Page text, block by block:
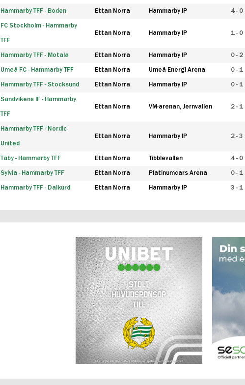
Hammarby TFF - Boden Ettan Norra Hammarby IP 4 - 0
FC Stockholm - Hammarby
TFF
Ettan Norra Hammarby IP 1 - 0
Hammarby TFF - Motala Ettan Norra Hammarby IP 0 - 2
Umeå FC - Hammarby TFF Ettan Norra Umeå Energi Arena 0 - 1
Hammarby TFF - Stocksund Ettan Norra Hammarby IP 0 - 1
Sandvikens IF - Hammarby
TFF
Ettan Norra VM-arenan, Jernvallen 2 - 1
Hammarby TFF - Nordic
United
Ettan Norra Hammarby IP 2 - 3
Täby - Hammarby TFF Ettan Norra Tibblevallen 4 - 0
Sylvia - Hammarby TFF Ettan Norra Platinumcars Arena 0 - 1
Hammarby TFF - Dalkurd Ettan Norra Hammarby IP 3 - 1